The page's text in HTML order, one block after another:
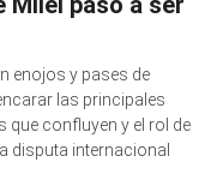
enojos y pases de
las principales
que confluyen y el rol de
disputa internacional